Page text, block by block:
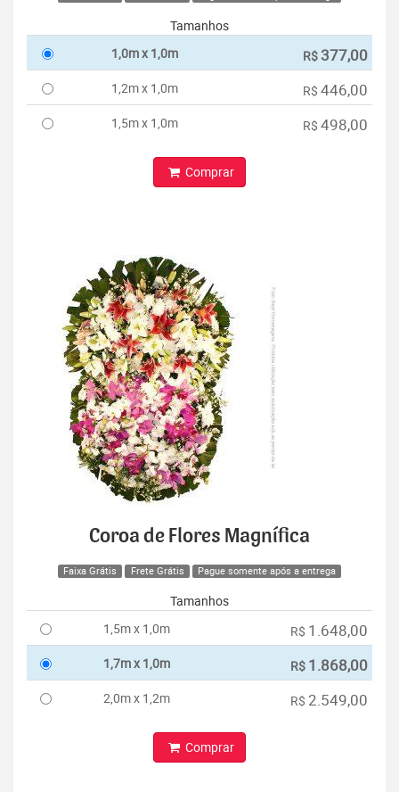
Tamanhos
1,0m x 1,0m
R$ 377,00
1,2m x 1,0m R$ 446,00
1,5m x 1,0m R$ 498,00
Comprar
Coroa de Flores Magnífica
Faixa Grátis Frete Grátis Pague somente após a entrega
Tamanhos
1,5m x 1,0m
R$ 1.648,00
1,7m x 1,0m R$ 1.868,00
2,0m x 1,2m R$ 2.549,00
Comprar